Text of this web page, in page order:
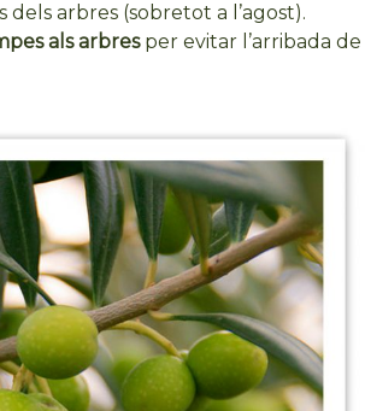
dels arbres (sobretot a l’agost).
als arbresper evitar l’arribada de